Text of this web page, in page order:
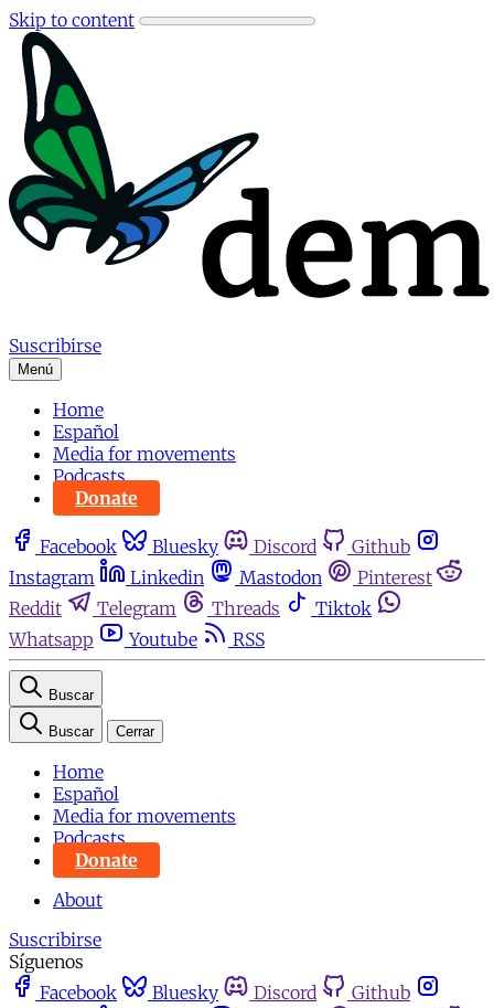
Skip to content
Suscribirse
Menú
Home
Español
Media for movements
Podcasts
Donate
Facebook Bluesky Discord
Github
Instagram
Linkedin Mastodon
Pinterest
Reddit
Telegram Threads
Tiktok
Whatsapp
Youtube RSS
Buscar
Buscar Cerrar
Home
Español
Media for movements
Podcasts
Donate
About
Suscribirse
Síguenos
Facebook
Bluesky Discord
Github